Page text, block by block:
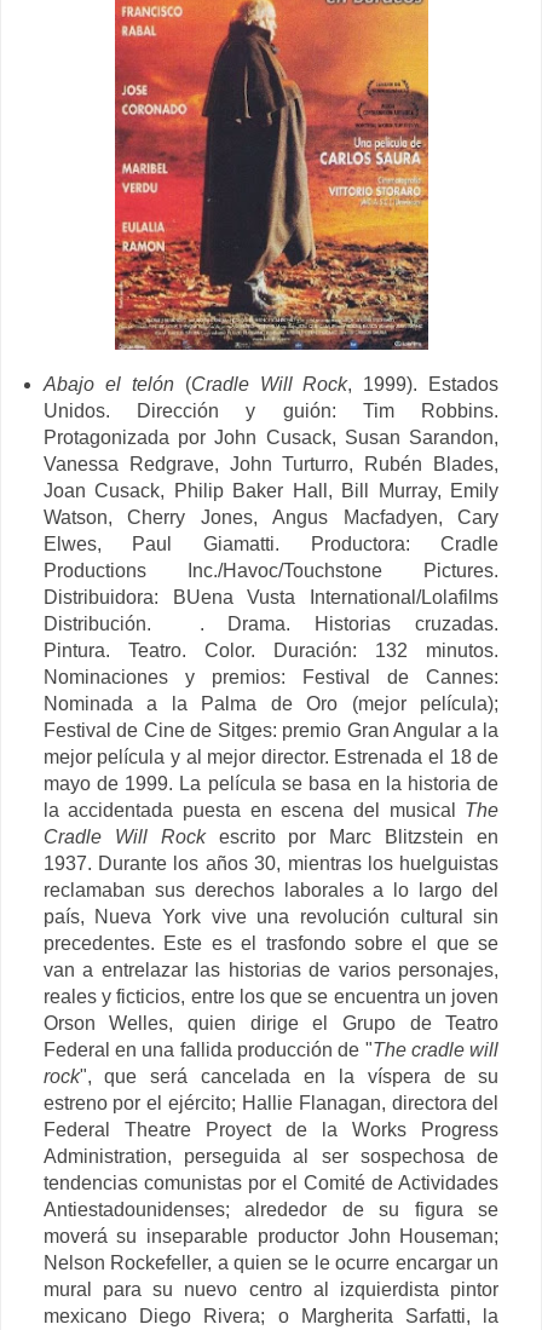
Abajo el telón(Cradle Will Rock, 1999). Estados
Unidos. Dirección y guión: Tim Robbins.
Protagonizada por John Cusack, Susan Sarandon,
Vanessa Redgrave, John Turturro, Rubén Blades,
Joan Cusack, Philip Baker Hall, Bill Murray, Emily
Watson, Cherry Jones, Angus Macfadyen, Cary
Elwes, Paul Giamatti. Productora: Cradle
Productions Inc./Havoc/Touchstone Pictures.
Distribuidora: BUena Vusta International/Lolafilms
Distribución. . Drama. Historias cruzadas.
Pintura. Teatro. Color. Duración: 132 minutos.
Nominaciones y premios: Festival de Cannes:
Nominada a la Palma de Oro (mejor película);
Festival de Cine de Sitges: premio Gran Angular a la
mejor película y al mejor director. Estrenada el 18 de
mayo de 1999. La película se basa en la historia de
la accidentada puesta en escena del musical The
Cradle Will Rockescrito por Marc Blitzstein en
1937. Durante los años 30, mientras los huelguistas
reclamaban sus derechos laborales a lo largo del
país, Nueva York vive una revolución cultural sin
precedentes. Este es el trasfondo sobre el que se
van a entrelazar las historias de varios personajes,
reales y ficticios, entre los que se encuentra un joven
Orson Welles, quien dirige el Grupo de Teatro
Federal en una fallida producción de "The cradle will
rock", que será cancelada en la víspera de su
estreno por el ejército; Hallie Flanagan, directora del
Federal Theatre Proyect de la Works Progress
Administration, perseguida al ser sospechosa de
tendencias comunistas por el Comité de Actividades
Antiestadounidenses; alrededor de su figura se
moverá su inseparable productor John Houseman;
Nelson Rockefeller, a quien se le ocurre encargar un
mural para su nuevo centro al izquierdista pintor
mexicano Diego Rivera; o Margherita Sarfatti, la